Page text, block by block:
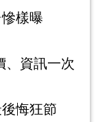
樣曝
資訊一次
悔狂節